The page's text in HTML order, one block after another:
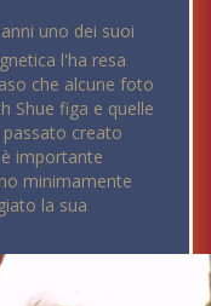
uno dei suoi
l'ha resa
che alcune foto
Shue figa e quelle
creato
importante
minimamente
la sua